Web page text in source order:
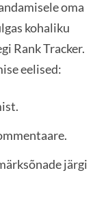
oma
kohaliku
Rank Tracker.
eelised:
järgi